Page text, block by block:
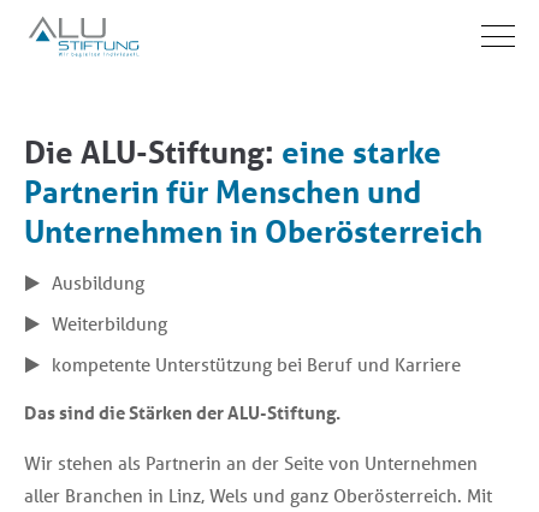
Aktuelle Ausbildungsangebote
Aqua
Implacement
Outplacement
Auflösungsbegleitung
Lehre & AusbildnerInnern
Sprache
Wirtschaft
Kommunikation & Persönlichkeit
Training
Beratung & Coaching
Kontakt
Büro Ranshofen
Büro Ried im Innkreis
Büro Vöcklabruck
Büro Linz
MitarbeiterInnen
Administration
Aqua / Stiftung
ALU-Akademie
Partner & Referenzen
Kooperationspartner
Kundenstimmen
Die ALU-Stiftung: eine starke
Partnerin für Menschen und
Unternehmen in Oberösterreich
Ausbildung
Weiterbildung
kompetente Unterstützung bei Beruf und Karriere
Das sind die Stärken der ALU-Stiftung.
Wir stehen als Partnerin an der Seite von Unternehmen
aller Branchen in Linz, Wels und ganz Oberösterreich. Mit